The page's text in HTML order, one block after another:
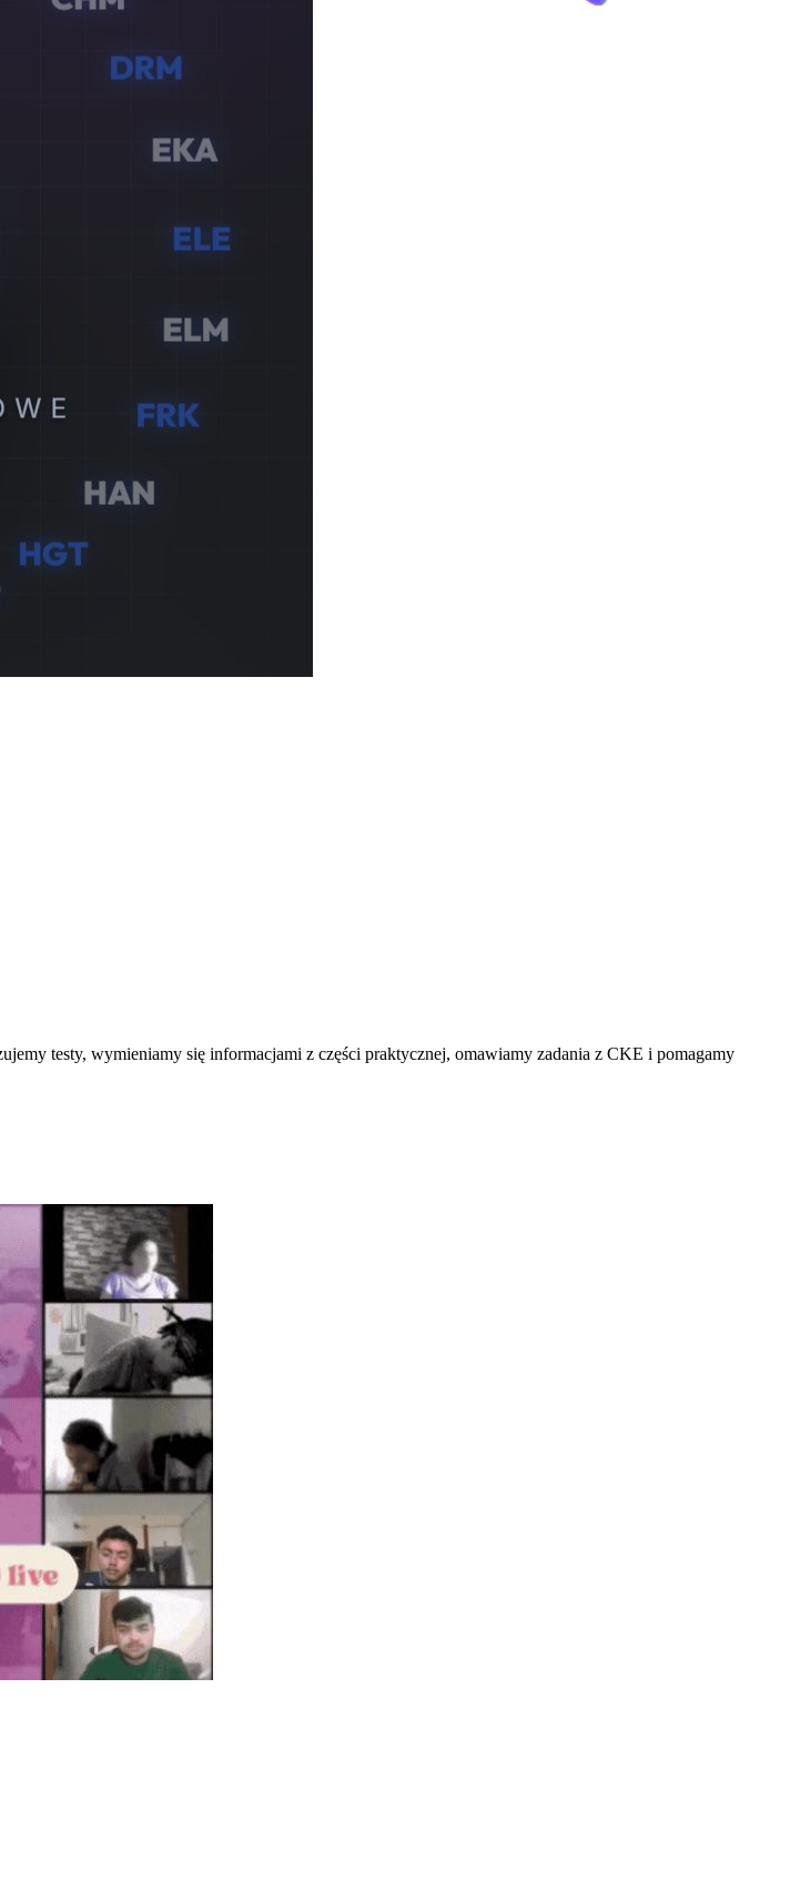
testy, wymieniamy się informacjami z części praktycznej, omawiamy zadania z CKE i pomagamy